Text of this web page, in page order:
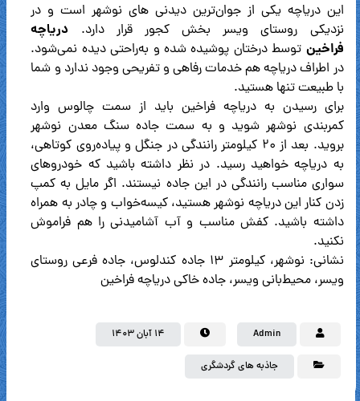
این دریاچه یکی از جوان‌ترین دیدنی های نوشهر است و در
نزدیکی روستای ویسر بخش کجور قرار دارد. دریاچه
فراخین توسط درختان پوشیده شده و به‌راحتی دیده نمی‌شود.
در اطراف دریاچه هم خدمات رفاهی و تفریحی وجود ندارد و شما
با طبیعت تنها هستید.
برای رسیدن به دریاچه فراخین باید از سمت چالوس وارد
کمربندی نوشهر شوید و به سمت جاده سنگ معدن نوشهر
بروید. بعد از ۲۰ کیلومتر رانندگی در جنگل و پیاده‌روی کوتاهی،
به دریاچه خواهید رسید. در نظر داشته باشید که خودروهای
سواری مناسب رانندگی در این جاده نیستند. اگر مایل به کمپ
زدن کنار این دریاچه نوشهر هستید، کیسه‌خواب و چادر به همراه
داشته باشید. کفش مناسب و آب آشامیدنی را هم فراموش
نکنید.
نشانی: نوشهر، کیلومتر ۱۳ جاده کندلوس، جاده فرعی روستای
ویسر، محیط‌بانی ویسر، جاده خاکی دریاچه فراخین
Admin ۱۴ آبان ۱۴۰۳
جاذبه های گردشگری